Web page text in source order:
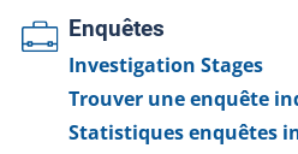
Enquêtes
Investigation Stages
Trouver une enquête
Statistiques enquêtes